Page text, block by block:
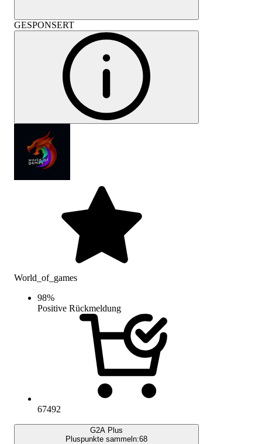
GESPONSERT
World_of_games
98%
Positive Rückmeldung
67492
G2A Plus
Pluspunkte sammeln:68